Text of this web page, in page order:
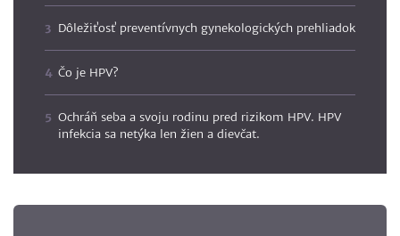
Dôležiťosť preventívnych gynekologických prehliadok
Čo je HPV?
Ochráň seba a svoju rodinu pred rizikom HPV. HPV
infekcia sa netýka len žien a dievčat.